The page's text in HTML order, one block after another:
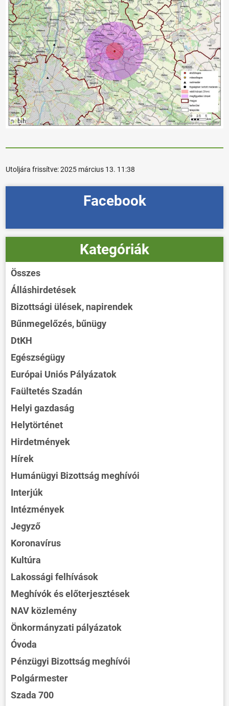
Utoljára frissítve:2025 március 13. 11:38
Facebook
Kategóriák
Összes
Álláshirdetések
Bizottsági ülések, napirendek
Bűnmegelőzés, bűnügy
DtKH
Egészségügy
Európai Uniós Pályázatok
Faültetés Szadán
Helyi gazdaság
Helytörténet
Hirdetmények
Hírek
Humánügyi Bizottság meghívói
Interjúk
Intézmények
Jegyző
Koronavírus
Kultúra
Lakossági felhívások
Meghívók és előterjesztések
NAV közlemény
Önkormányzati pályázatok
Óvoda
Pénzügyi Bizottság meghívói
Polgármester
Szada 700